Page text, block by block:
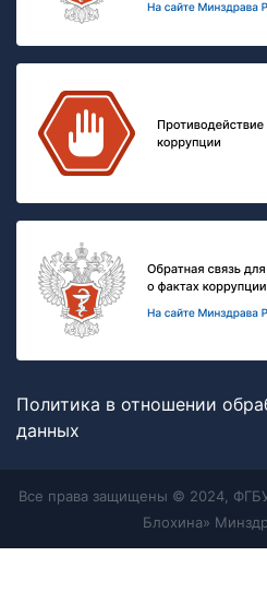
Политика в отношении
данных
Все права защищены © 2024,
Блохина»